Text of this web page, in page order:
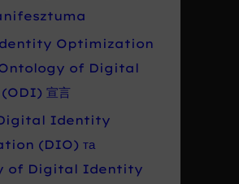
Optimization
of Digital
宣言
Digital Identity
(DIO) та
of Digital Identity